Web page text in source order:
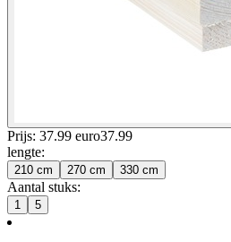
Prijs: 37.99 euro37.99
lengte:
210 cm 270 cm 330 cm
Aantal stuks:
1 5